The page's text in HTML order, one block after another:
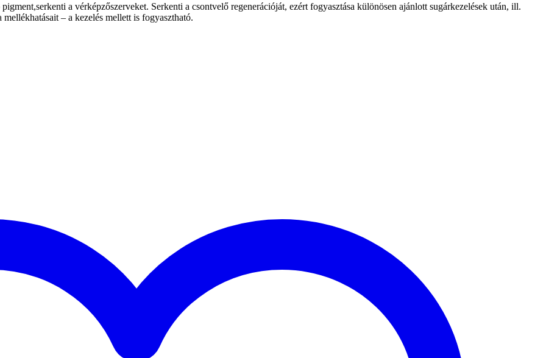
a vérképzőszerveket. Serkenti a csontvelő regenerációját, ezért fogyasztása különösen ajánlott sugárkezelések után, ill.
– a kezelés mellett is fogyasztható.